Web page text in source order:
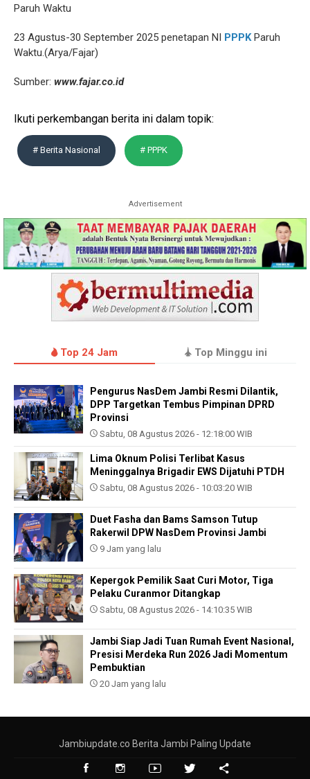
Paruh Waktu
23 Agustus-30 September 2025 penetapan NI PPPKParuh
Waktu.(Arya/Fajar)
Sumber: www.fajar.co.id
Ikuti perkembangan berita ini dalam topik:
# Berita Nasional # PPPK
Advertisement
Top 24 Jam Top Minggu ini
Pengurus NasDem Jambi Resmi Dilantik,
DPP Targetkan Tembus Pimpinan DPRD
Provinsi
Sabtu, 08 Agustus 2026 - 12:18:00 WIB
Lima Oknum Polisi Terlibat Kasus
Meninggalnya Brigadir EWS Dijatuhi PTDH
Sabtu, 08 Agustus 2026 - 10:03:20 WIB
Duet Fasha dan Bams Samson Tutup
Rakerwil DPW NasDem Provinsi Jambi
9 Jam yang lalu
Kepergok Pemilik Saat Curi Motor, Tiga
Pelaku Curanmor Ditangkap
Sabtu, 08 Agustus 2026 - 14:10:35 WIB
Jambi Siap Jadi Tuan Rumah Event Nasional,
Presisi Merdeka Run 2026 Jadi Momentum
Pembuktian
20 Jam yang lalu
Jambiupdate.co Berita Jambi Paling Update